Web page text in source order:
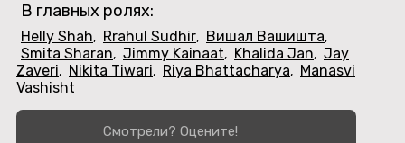
В главных ролях:
Helly Shah, Rrahul Sudhir, Вишал Вашишта,
Smita Sharan, Jimmy Kainaat, Khalida Jan, Jay
Zaveri, Nikita Tiwari, Riya Bhattacharya, Manasvi
Vashisht
Смотрели? Оцените!